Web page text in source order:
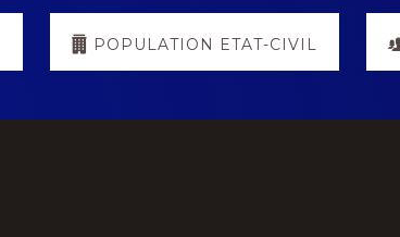
POPULATION ETAT-CIVIL